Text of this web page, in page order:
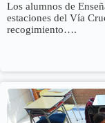
Los alumnos de
estaciones del Vía
recogimiento….